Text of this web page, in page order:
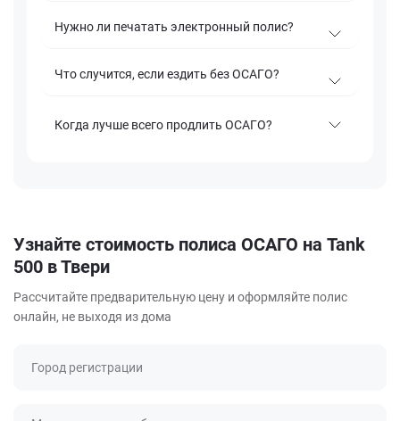
Нужно ли печатать электронный полис?
Что случится, если ездить без ОСАГО?
Когда лучше всего продлить ОСАГО?
Узнайте стоимость полиса ОСАГО на Tank
500 в Твери
Рассчитайте предварительную цену и оформляйте полис
онлайн, не выходя из дома
Город регистрации